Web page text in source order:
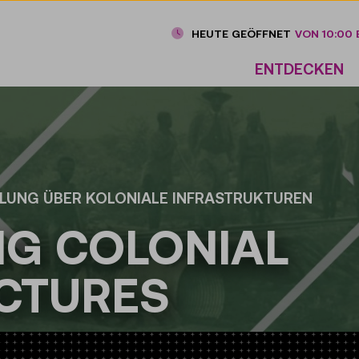
ENTDECKEN
HEUTE GEÖFFNET VON 10:00
ÜBER KOLONIALE INFRASTRUKTUREN
COLONIAL